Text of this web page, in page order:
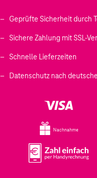
Geprüfte Sicherheit durch
Sichere Zahlung mit SSL-
Schnelle Lieferzeiten
Datenschutz nach
Nachnahme